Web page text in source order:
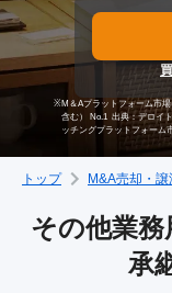
買いたい方へ
成約事例
M&A専門家の
※M＆Aプラットフォーム市
含む） No.1 出典：デロイ
ッチングプラットフォーム
トップ M&A売却・
その他業
承